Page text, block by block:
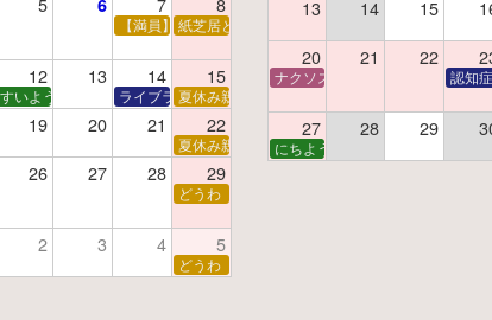
6
べ学習ワークショップ【満員】夏休み科学あそび教室
紙芝居と折り紙
12 13 14 15
中】夏休みおはなし工作会
すいようえほん ライブラリーシアター
夏休み親子で楽しむおはなしと映画の会
19 20 21 22
響楽団創立100年 夏休み親子で楽しむおはなしと映画の会
26 27 28 29
どうわ
～いおはなし会
2 3 4 5
どうわ
13 14 15
20 21 22
ナクソス音楽会 第6回 宇宙を感
認知
27 28 29
にちようえほん